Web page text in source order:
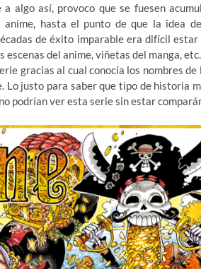
a algo así, provoco que se fuesen
hasta el punto de que la idea
de éxito imparable era difícil
escenas del anime, viñetas del manga,
gracias al cual conocía los nombres
Lo justo para saber que tipo de historia
podrían ver esta serie sin estar